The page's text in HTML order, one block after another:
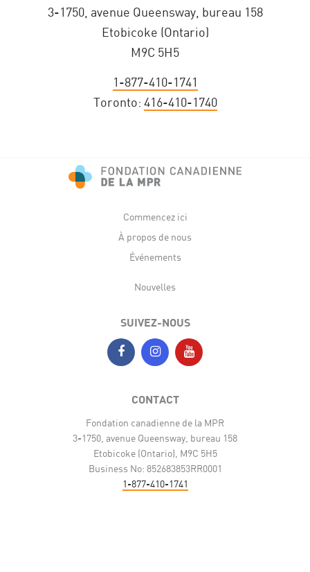
3-1750, avenue Queensway, bureau 158
Etobicoke (Ontario)
M9C 5H5
1-877-410-1741
Toronto: 416-410-1740
Commencez ici
À propos de nous
Événements
Nouvelles
SUIVEZ-NOUS
CONTACT
Fondation canadienne de la MPR
3-1750, avenue Queensway, bureau 158
Etobicoke (Ontario), M9C 5H5
Business No: 852683853RR0001
1-877-410-1741